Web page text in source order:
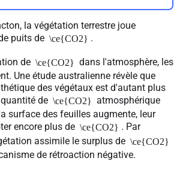
la végétation terrestre joue
puits de \ce{CO2} .
de \ce{CO2} dans l'atmosphère, les
Une étude australienne révèle que
des végétaux est d'autant plus
de \ce{CO2} atmosphérique
surface des feuilles augmente, leur
encore plus de \ce{CO2} . Par
assimile le surplus de \ce{CO2}
de rétroaction négative.